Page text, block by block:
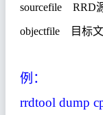
sourcefile RRD
objectfile 目标
例：
rrdtool dump